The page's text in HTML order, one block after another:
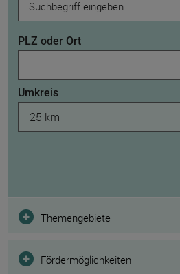
PLZ oder Ort
Umkreis
25 km
Filter
Themengebiete
Fördermöglichkeiten